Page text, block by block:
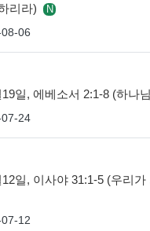
리라)
N
06
19일, 에베소서 2:1-8 (하나
24
12일, 이사야 31:1-5 (우리
12